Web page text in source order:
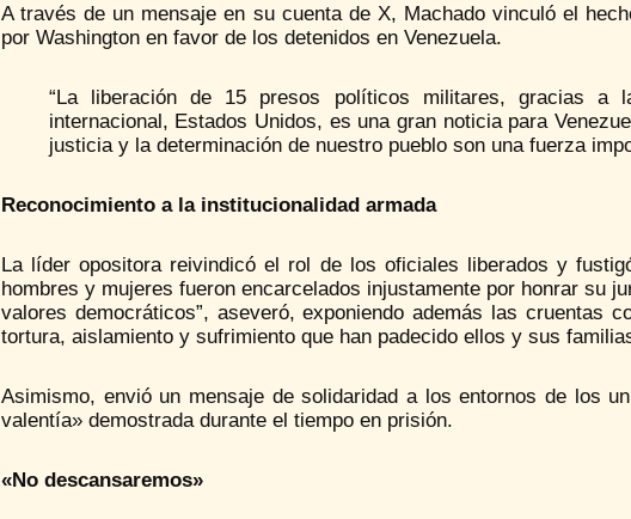
A través de un mensaje en su cuenta de X, Machado vinculó el
por Washington en favor de los detenidos en Venezuela.
“La liberación de 15 presos políticos militares, gracias a
internacional, Estados Unidos, es una gran noticia para
justicia y la determinación de nuestro pueblo son una fuerza
Reconocimiento a la institucionalidad armada
La líder opositora reivindicó el rol de los oficiales liberados y
hombres y mujeres fueron encarcelados injustamente por honrar su
valores democráticos”, aseveró, exponiendo además las cruentas
tortura, aislamiento y sufrimiento que han padecido ellos y sus
Asimismo, envió un mensaje de solidaridad a los entornos de los
valentía» demostrada durante el tiempo en prisión.
«No descansaremos»